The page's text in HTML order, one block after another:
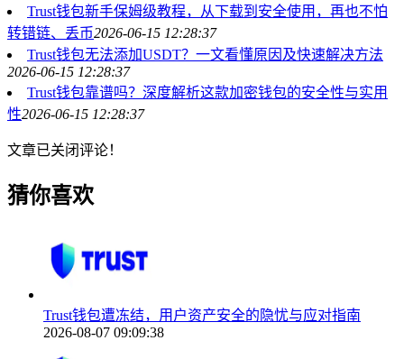
Trust钱包新手保姆级教程，从下载到安全使用，再也不怕
转错链、丢币2026-06-15 12:28:37
Trust钱包无法添加USDT？一文看懂原因及快速解决方法
2026-06-15 12:28:37
Trust钱包靠谱吗？深度解析这款加密钱包的安全性与实用
性2026-06-15 12:28:37
文章已关闭评论！
猜你喜欢
Trust钱包遭冻结，用户资产安全的隐忧与应对指南
2026-08-07 09:09:38